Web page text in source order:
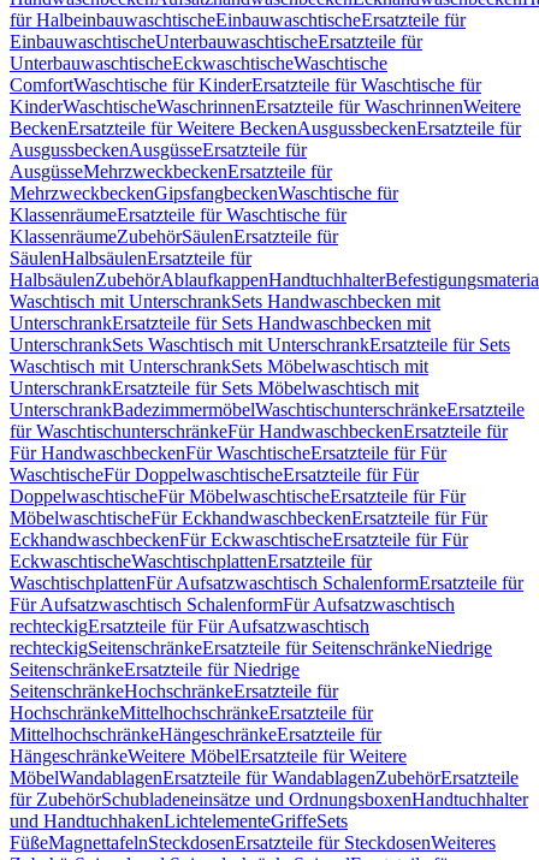
für HalbeinbauwaschtischeEinbauwaschtischeErsatzteile für
EinbauwaschtischeUnterbauwaschtischeErsatzteile für
UnterbauwaschtischeEckwaschtischeWaschtische
ComfortWaschtische für KinderErsatzteile für Waschtische für
KinderWaschtischeWaschrinnenErsatzteile für WaschrinnenWeitere
BeckenErsatzteile für Weitere BeckenAusgussbeckenErsatzteile für
AusgussbeckenAusgüsseErsatzteile für
AusgüsseMehrzweckbeckenErsatzteile für
MehrzweckbeckenGipsfangbeckenWaschtische für
KlassenräumeErsatzteile für Waschtische für
KlassenräumeZubehörSäulenErsatzteile für
SäulenHalbsäulenErsatzteile für
HalbsäulenZubehörAblaufkappenHandtuchhalter
Waschtisch mit UnterschrankSets Handwaschbecken mit
UnterschrankErsatzteile für Sets Handwaschbecken mit
UnterschrankSets Waschtisch mit UnterschrankErsatzteile für Sets
Waschtisch mit UnterschrankSets Möbelwaschtisch mit
UnterschrankErsatzteile für Sets Möbelwaschtisch mit
UnterschrankBadezimmermöbelWaschtischunterschränkeErsatzteile
für WaschtischunterschränkeFür HandwaschbeckenErsatzteile für
Für HandwaschbeckenFür WaschtischeErsatzteile für Für
WaschtischeFür DoppelwaschtischeErsatzteile für Für
DoppelwaschtischeFür MöbelwaschtischeErsatzteile für Für
MöbelwaschtischeFür EckhandwaschbeckenErsatzteile für Für
EckhandwaschbeckenFür EckwaschtischeErsatzteile für Für
EckwaschtischeWaschtischplattenErsatzteile für
WaschtischplattenFür Aufsatzwaschtisch SchalenformErsatzteile für
Für Aufsatzwaschtisch SchalenformFür Aufsatzwaschtisch
rechteckigErsatzteile für Für Aufsatzwaschtisch
rechteckigSeitenschränkeErsatzteile für SeitenschränkeNiedrige
SeitenschränkeErsatzteile für Niedrige
SeitenschränkeHochschränkeErsatzteile für
HochschränkeMittelhochschränkeErsatzteile für
MittelhochschränkeHängeschränkeErsatzteile für
HängeschränkeWeitere MöbelErsatzteile für Weitere
MöbelWandablagenErsatzteile für WandablagenZubehörErsatzteile
für ZubehörSchubladeneinsätze und OrdnungsboxenHandtuchhalter
und HandtuchhakenLichtelementeGriffeSets
FüßeMagnettafelnSteckdosenErsatzteile für SteckdosenWeiteres